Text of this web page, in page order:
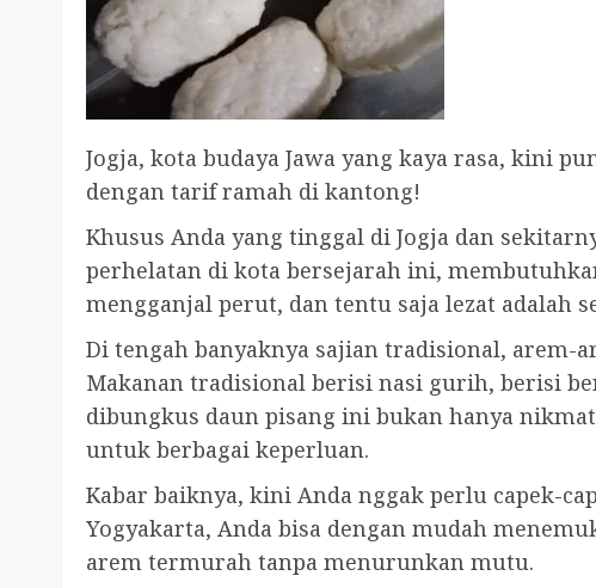
Jogja, kota budaya Jawa yang kaya rasa, kini
dengan tarif ramah di kantong!
Khusus Anda yang tinggal di Jogja dan
perhelatan di kota bersejarah ini,
mengganjal perut, dan tentu saja lezat adalah
Di tengah banyaknya sajian tradisional, arem-
Makanan tradisional berisi nasi gurih, berisi
dibungkus daun pisang ini bukan hanya
untuk berbagai keperluan.
Kabar baiknya, kini Anda nggak perlu capek-
Yogyakarta, Anda bisa dengan mudah
arem termurah tanpa menurunkan mutu.